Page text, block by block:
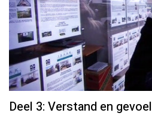
Deel 3: Verstand en gevoel